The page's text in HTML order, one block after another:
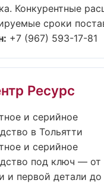
Конкурентные
сроки
+7 (967) 593-17-81
Ресурс
и серийное
в Тольятти
и серийное
под ключ — от
и первой детали до